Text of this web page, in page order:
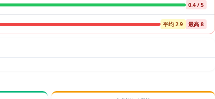
0.4 / 5
平均 2.9 最高 8